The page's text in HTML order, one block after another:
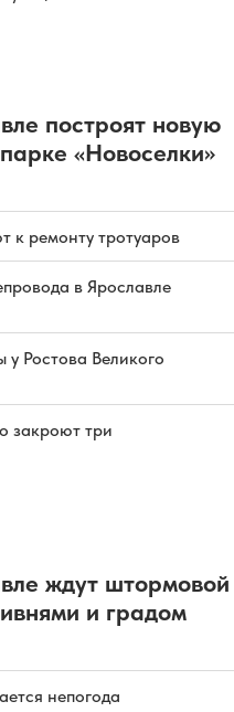
построят новую
«Новоселки»
к ремонту тротуаров
в Ярославле
Ростова Великого
закроют три
ждут штормовой
и градом
непогода